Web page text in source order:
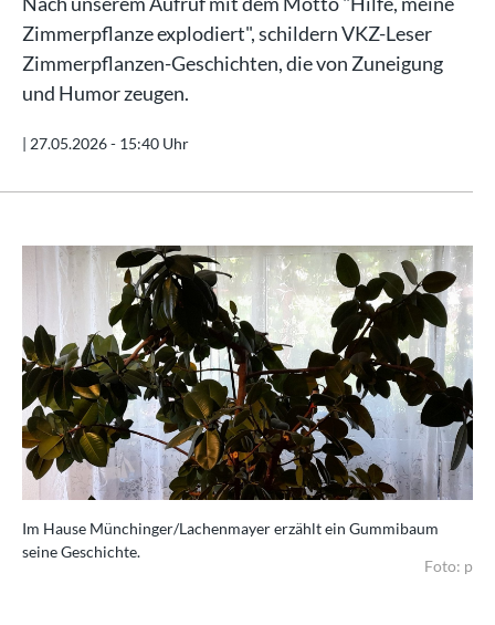
Zimmerpflanze explodiert", schildern VKZ-Leser
Zimmerpflanzen-Geschichten, die von Zuneigung
und Humor zeugen.
| 27.05.2026 - 15:40 Uhr
Im Hause Münchinger/Lachenmayer erzählt ein Gummibaum
seine Geschichte.
Foto: p